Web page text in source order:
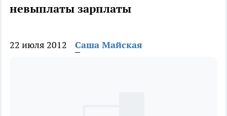
невыплаты зарплаты
22 июля 2012 Саша Майская